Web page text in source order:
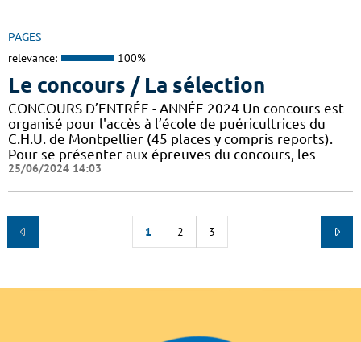
PAGES
relevance: 100%
Le concours / La sélection
CONCOURS D’ENTRÉE - ANNÉE 2024 Un concours est
organisé pour l'accès à l’école de puéricultrices du
C.H.U. de Montpellier (45 places y compris reports).
Pour se présenter aux épreuves du concours, les
25/06/2024 14:03
1 2 3